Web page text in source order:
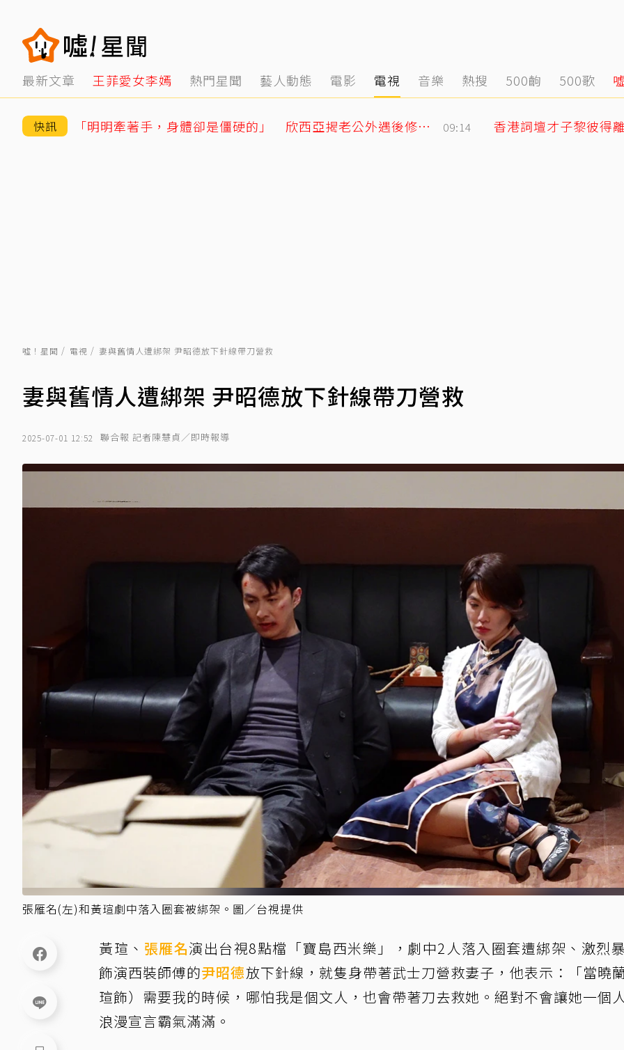
最新文章 王菲愛女李嫣 熱門星聞 藝人動態 電影 電視 音樂 熱搜 500齣 500歌
快訊 「明明牽著手，身體卻是僵硬的」 欣西亞揭老公外遇後修復真相 09:14 香港詞壇才子黎彼得
噓！星聞 電視 妻與舊情人遭綁架 尹昭德放下針線帶刀營救
妻與舊情人遭綁架 尹昭德放下針線帶刀營救
2025-07-01 12:52 聯合報 記者陳慧貞／即時報導
張雁名(左)和黃瑄劇中落入圈套被綁架。圖／台視提供
黃瑄、 張雁名演出台視8點檔「寶島西米樂」，劇中2人落入圈套遭綁架、激烈
飾演西裝師傅的尹昭德放下針線，就隻身帶著武士刀營救妻子，他表示：「當曉
瑄飾）需要我的時候，哪怕我是個文人，也會帶著刀去救她。絕對不會讓她一個人
浪漫宣言霸氣滿滿。